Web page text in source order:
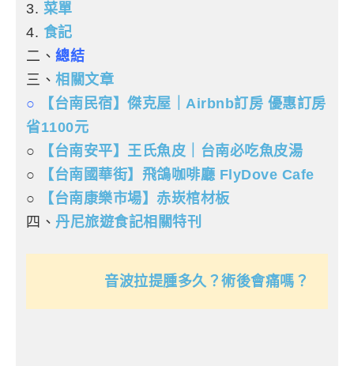
3. 菜單
4. 食記
二、 總結
三、 相關文章
○
【台南民宿】傑克屋｜Airbnb訂房 優惠訂房
省1100元
○
【台南安平】王氏魚皮｜台南必吃魚皮湯
○
【台南國華街】飛鴿咖啡廳 FlyDove Cafe
○
【台南康樂市場】赤崁棺材板
四、 丹尼旅遊食記相關特刊
音波拉提腫多久？術後會痛嗎？